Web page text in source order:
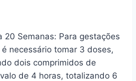
20 Semanas: Para gestações
necessário tomar 3 doses,
dois comprimidos de
de 4 horas, totalizando 6